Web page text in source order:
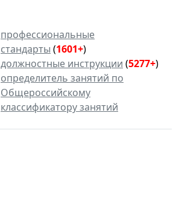
профессиональные
стандарты (1601+)
должностные инструкции (5277+)
определитель занятий по
Общероссийскому
классификатору занятий